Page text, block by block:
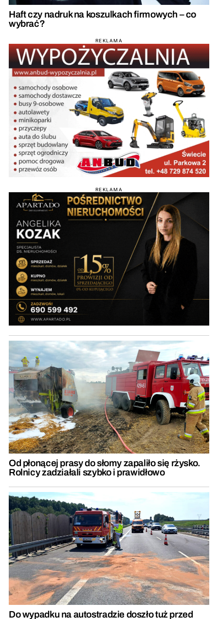
Haft czy nadruk na koszulkach firmowych – co
wybrać?
REKLAMA
REKLAMA
Od płonącej prasy do słomy zapaliło się rżysko.
Rolnicy zadziałali szybko i prawidłowo
Do wypadku na autostradzie doszło tuż przed